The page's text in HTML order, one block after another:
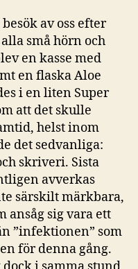
av oss efter
små hörn och
en kasse med
en flaska Aloe
i en liten Super
att det skulle
helst inom
det sedvanliga:
skriveri. Sista
avverkas
särskilt märkbara,
ansåg sig vara ett
”infektionen” som
för denna gång.